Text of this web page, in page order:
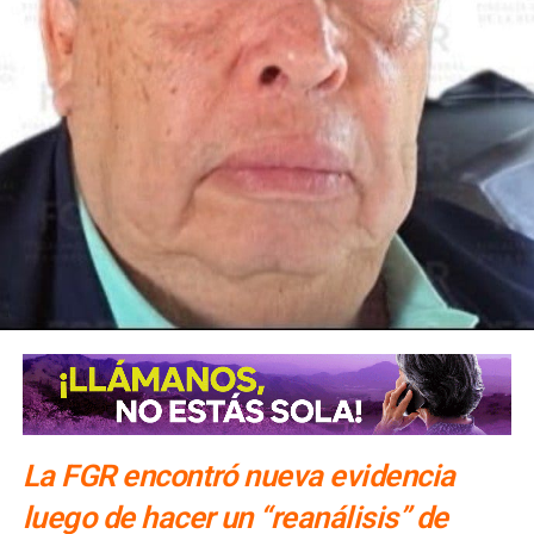
La Jefa del Ejecutivo Federal pidió al Comité seguir
acompañando al Gobierno de México y como primera
medida, el Instituto Mexicano de Tecnología del Agua
realizará pozos de exploración para verificar si en el
subsuelo de las Cuencas Sabinas-Burro-Picachos en
Coahuila y Nuevo León y Burgos en la zona noreste de
Tamaulipas, hay agua salada y gas no convencional.
La FGR encontró nueva evidencia
luego de hacer un “reanálisis” de